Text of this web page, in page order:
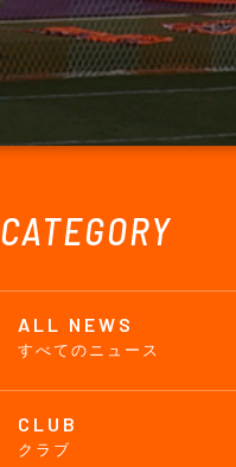
CATEGORY
ALL NEWS
すべてのニュース
CLUB
クラブ